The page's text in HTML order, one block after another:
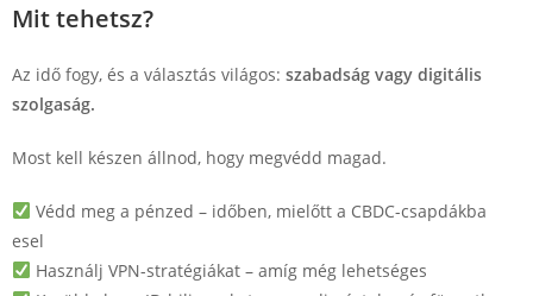
Mit tehetsz?
Az idő fogy, és a választás világos: szabadság vagy digitális
szolgaság.
Most kell készen állnod, hogy megvédd magad.
Védd meg a pénzed – időben, mielőtt a CBDC-csapdákba
esel
Használj VPN-stratégiákat – amíg még lehetséges